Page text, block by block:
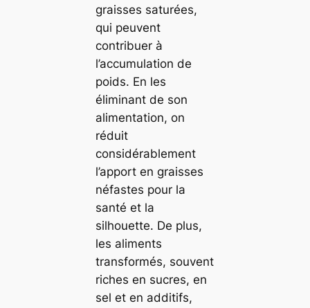
graisses saturées,
qui peuvent
contribuer à
l’accumulation de
poids. En les
éliminant de son
alimentation, on
réduit
considérablement
l’apport en graisses
néfastes pour la
santé et la
silhouette. De plus,
les aliments
transformés, souvent
riches en sucres, en
sel et en additifs,